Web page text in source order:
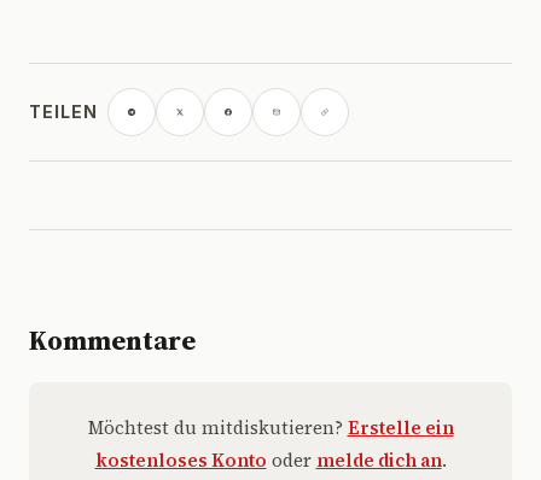
TEILEN
Kommentare
Möchtest du mitdiskutieren? Erstelle ein
kostenloses Konto oder melde dich an.